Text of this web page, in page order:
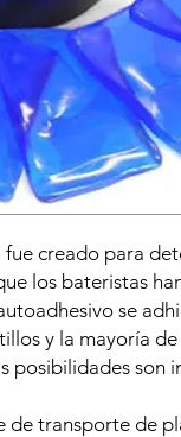
creado para
los bateristas
se
y la mayoría de
posibilidades son
de transporte de